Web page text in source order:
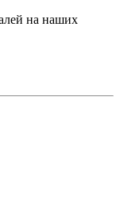
на наших